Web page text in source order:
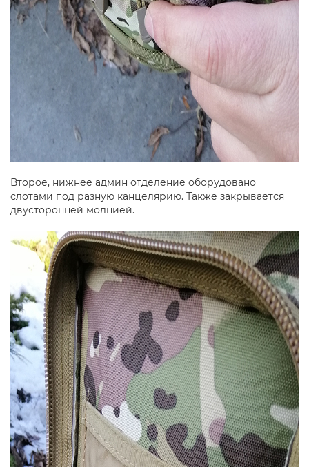
Второе, нижнее админ отделение оборудовано
слотами под разную канцелярию. Также закрывается
двусторонней молнией.